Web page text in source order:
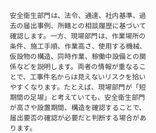
安全衛生部門は、法令、通達、社内基準、過
去の届出事例、所轄との相談履歴に基づいて
確認します。一方、現場部門は、作業場所の
条件、施工手順、作業高さ、使用する機械、
仮設物の構造、同時作業、稼働中設備との関
係などを説明します。両者の情報が重なるこ
とで、工事件名からは見えないリスクを拾い
やすくなります。たとえば、現場部門が「短
期間の足場」と考えていても、安全衛生部門
が高さや設置期間、構造を確認することで、
届出要否の確認が必要だと判断する場合があ
ります。